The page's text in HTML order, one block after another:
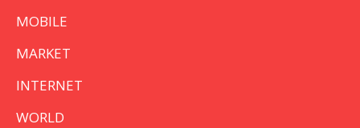
MOBILE
MARKET
INTERNET
WORLD